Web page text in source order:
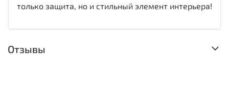
только защита, но и стильный элемент интерьера!
Отзывы